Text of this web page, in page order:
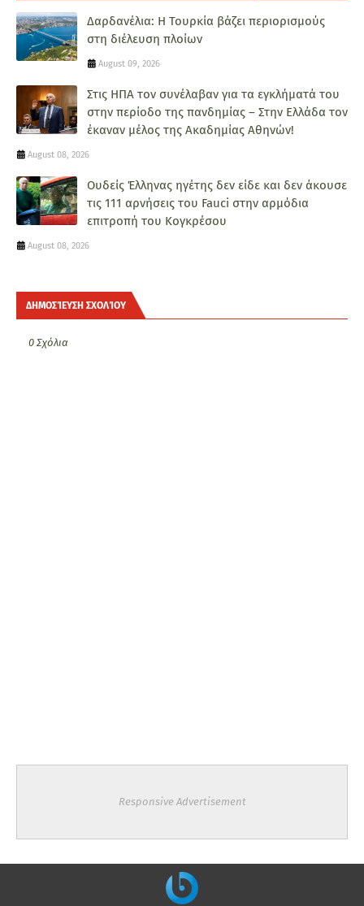
Δαρδανέλια: Η Τουρκία βάζει περιορισμούς
στη διέλευση πλοίων
August 09, 2026
Στις ΗΠΑ τον συνέλαβαν για τα εγκλήματά του
στην περίοδο της πανδημίας – Στην Ελλάδα τον
έκαναν μέλος της Ακαδημίας Αθηνών!
August 08, 2026
Ουδείς Έλληνας ηγέτης δεν είδε και δεν άκουσε
τις 111 αρνήσεις του Fauci στην αρμόδια
επιτροπή του Κογκρέσου
August 08, 2026
ΔΗΜΟΣΊΕΥΣΗ ΣΧΟΛΊΟΥ
0 Σχόλια
Responsive Advertisement